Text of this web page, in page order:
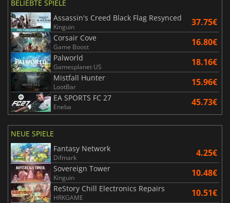
BELIEBTE SPIELE
Assassin's Creed Black Flag Resynced
Kinguin 37.75€
Corsair Cove
Game Boost 16.80€
Palworld
Gamesplanet US 18.16€
Mistfall Hunter
LootBar 15.96€
EA SPORTS FC 27
Eneba 45.73€
NEUE SPIELE
Fantasy Network
Difmark 4.25€
Sovereign Tower
Kinguin 10.48€
ReStory Chill Electronics Repairs
HRKGAME 10.51€